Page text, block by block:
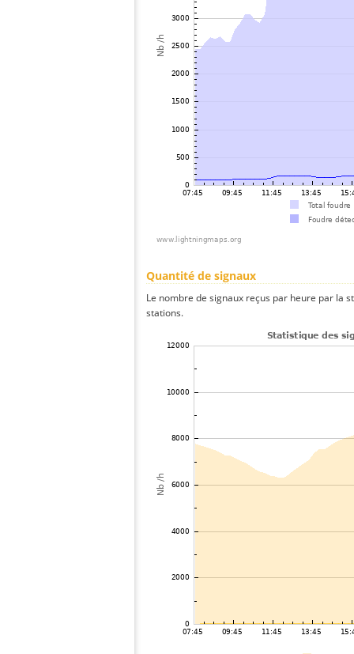
Quantité de signaux
Le nombre de signaux reçus par heure par la
stations.